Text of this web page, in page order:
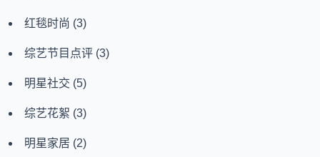
红毯时尚 (3)
综艺节目点评 (3)
明星社交 (5)
综艺花絮 (3)
明星家居 (2)